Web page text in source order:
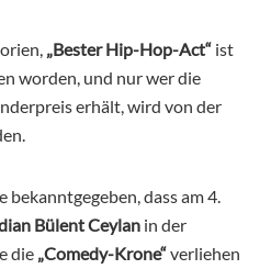
„Bester Hip-Hop-Act“ ist
worden, und nur wer die
erhält, wird von der
bekanntgegeben, dass am 4.
Bülent Ceylan in der
die „Comedy-Krone“verliehen